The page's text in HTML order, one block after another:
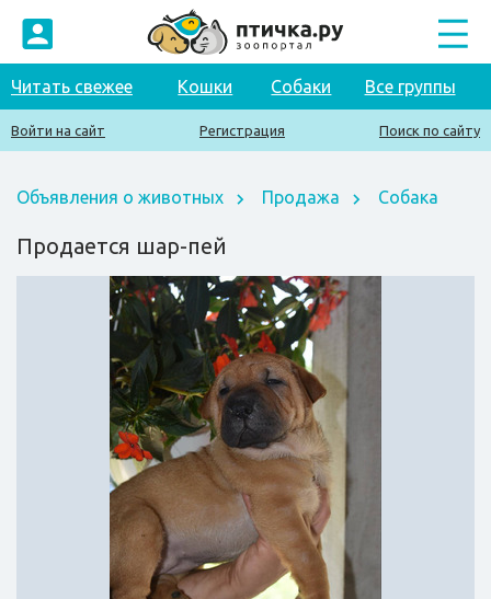
Читать свежее Кошки Собаки Все группы
Войти на сайт Регистрация Поиск по сайту
Объявления о животных Продажа Собака
Продается шар-пей